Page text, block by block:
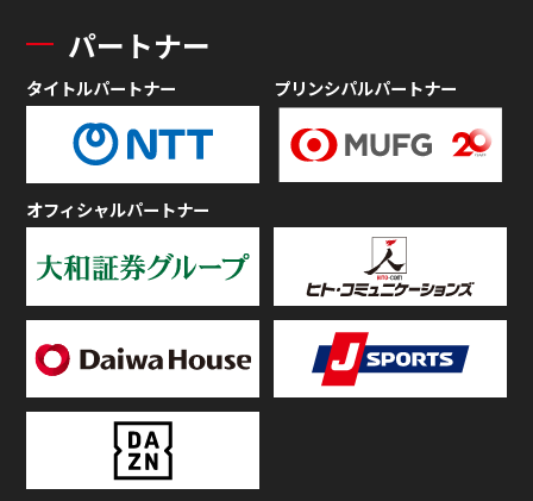
パートナー
タイトルパートナー プリンシパルパートナー
オフィシャルパートナー